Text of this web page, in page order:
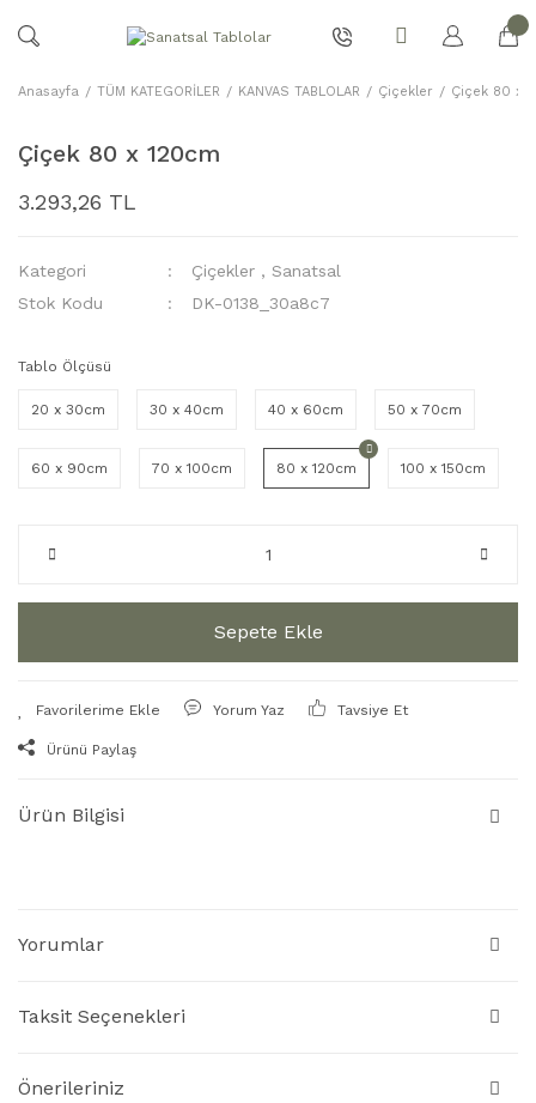
Anasayfa TÜM KATEGORİLER KANVAS TABLOLAR Çiçekler Çiçek 80 x
Çiçek 80 x 120cm
3.293,26 TL
Kategori Çiçekler ,Sanatsal
Stok Kodu
DK-0138_30a8c7
Tablo Ölçüsü
20 x 30cm 30 x 40cm 40 x 60cm 50 x 70cm
60 x 90cm 70 x 100cm 80 x 120cm 100 x 150cm
Sepete Ekle
Yorum Yaz Tavsiye Et
Ürünü Paylaş
Ürün Bilgisi
Yorumlar
Taksit Seçenekleri
Önerileriniz